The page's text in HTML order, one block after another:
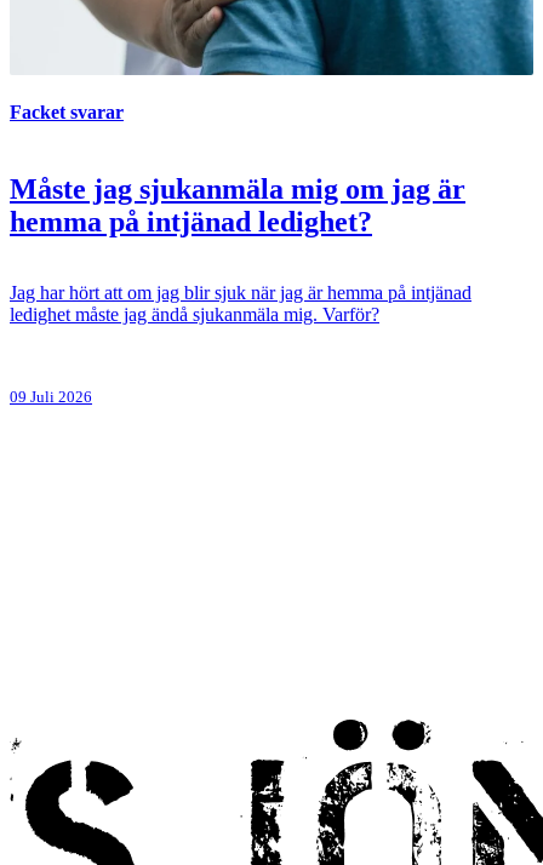
Facket svarar
Måste jag sjukanmäla mig om jag är
hemma på intjänad ledighet?
Jag har hört att om jag blir sjuk när jag är hemma på intjänad
ledighet måste jag ändå sjukanmäla mig. Varför?
09 Juli 2026